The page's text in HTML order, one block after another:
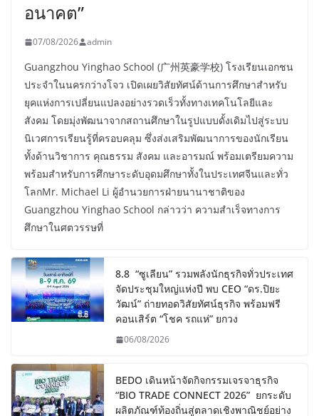
อนาคต”
07/08/2026 admin
Guangzhou Yinghao School (广州英豪学校) โรงเรียนเอกชน
ประจำในนครกว่างโจว เปิดเผยวิสัยทัศน์ด้านการศึกษาสำหรับ
ยุคแห่งการเปลี่ยนแปลงอย่างรวดเร็วทั้งทางเทคโนโลยีและ
สังคม โดยมุ่งพัฒนาจากสถานศึกษาในรูปแบบดั้งเดิมไปสู่ระบบ
นิเวศการเรียนรู้ที่ครอบคลุม ซึ่งส่งเสริมพัฒนาการของนักเรียน
ทั้งด้านวิชาการ คุณธรรม สังคม และอารมณ์ พร้อมเตรียมความ
พร้อมสำหรับการศึกษาระดับอุดมศึกษาทั้งในประเทศจีนและทั่ว
โลกMr. Michael Li ผู้อำนวยการฝ่ายนานาชาติของ
Guangzhou Yinghao School กล่าวว่า ความสำเร็จทางการ
ศึกษาในศตวรรษที่
8.8 “ซูเลียน” รวมพลังนักธุรกิจทั่วประเทศ
จัดประชุมใหญ่แห่งปี พบ CEO “ดร.ปิยะ
วัฒน์” ถ่ายทอดวิสัยทัศน์ธุรกิจ พร้อมฟรี
คอนเสิร์ต “โชค รถแห่” ยกวง
06/08/2026
BEDO เดินหน้าจัดกิจกรรมเจรจาธุรกิจ
“BIO TRADE CONNECT 2026” ยกระดับ
ผลิตภัณฑ์ท้องถิ่นสู่ตลาดเชิงพาณิชย์อย่าง